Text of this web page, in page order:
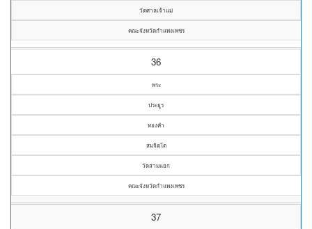
วัดศาลเจ้าแม่
คณะจังหวัดกำแพงเพชร
36
พระ
ประยูร
ทองคำ
สมจิตฺโต
วัดสามแยก
คณะจังหวัดกำแพงเพชร
37